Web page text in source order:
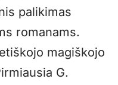
palikimas
romanams.
magiškojo
G.